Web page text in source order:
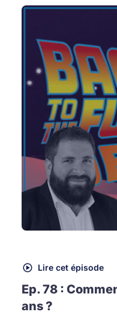
Lire cet épisode
Ep. 78 :
ans ?